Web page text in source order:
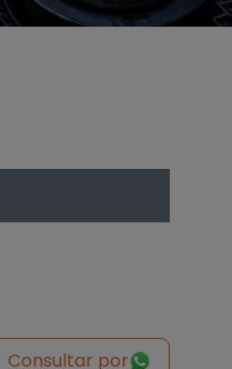
Consultar por